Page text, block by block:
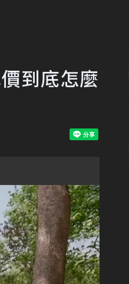
到底怎麼